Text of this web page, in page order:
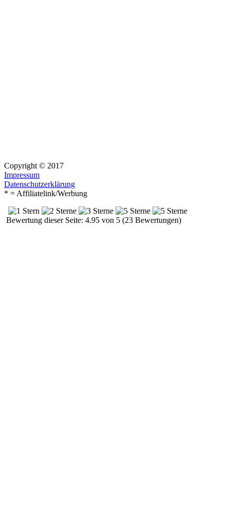
Copyright © 2017
Impressum
Datenschutzerklärung
* = Affiliatelink/Werbung
Bewertung dieser Seite: 4.95 von 5 (23 Bewertungen)